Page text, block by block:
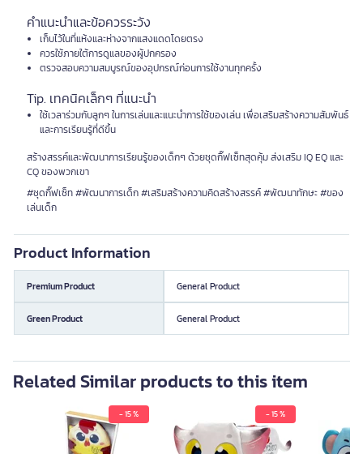
คำแนะนำและข้อควรระวัง
เก็บไว้ในที่แห้งและห่างจากแสงแดดโดยตรง
ควรใช้ภายใต้การดูแลของผู้ปกครอง
ตรวจสอบความสมบูรณ์ของอุปกรณ์ก่อนการใช้งานทุกครั้ง
Tip. เทคนิคเล็กๆ ที่แนะนำ
ใช้เวลาร่วมกับลูกๆ ในการเล่นและแนะนำการใช้ของเล่น เพื่อเสริมสร้างความสัมพันธ์
และการเรียนรู้ที่ดีขึ้น
สร้างสรรค์และพัฒนาการเรียนรู้ของเด็กๆ ด้วยชุดกิ๊ฟเซ็ทสุดคุ้ม ส่งเสริม IQ EQ และ
CQ ของพวกเขา
#ชุดกิ๊ฟเซ็ท #พัฒนาการเด็ก #เสริมสร้างความคิดสร้างสรรค์ #พัฒนาทักษะ #ของ
เล่นเด็ก
Product Information
Premium Product General Product
Green Product General Product
Related Similar products to this item
- 15 % - 15 %